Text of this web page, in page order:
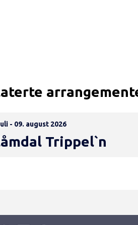
- 09. august 2026
Trippel`n